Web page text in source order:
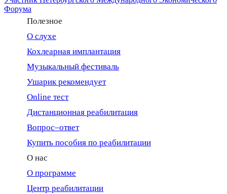
Форума
Полезное
О слухе
Кохлеарная имплантация
Музыкальный фестиваль
Ушарик рекомендует
Online тест
Дистанционная реабилитация
Вопрос–ответ
Купить пособия по реабилитации
О нас
О программе
Центр реабилитации